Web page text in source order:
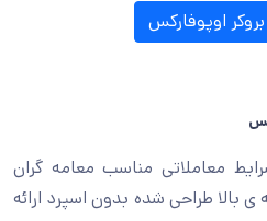
اوپوفارکس
معاملاتی مناسب معامه گران
ی بالا طراحی شده بدون اسپرد ارائه